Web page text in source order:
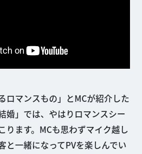
ロマンスもの」とMCが紹介した
婚」では、やはりロマンスシー
ります。MCも思わずマイク越し
と一緒になってPVを楽しんでい